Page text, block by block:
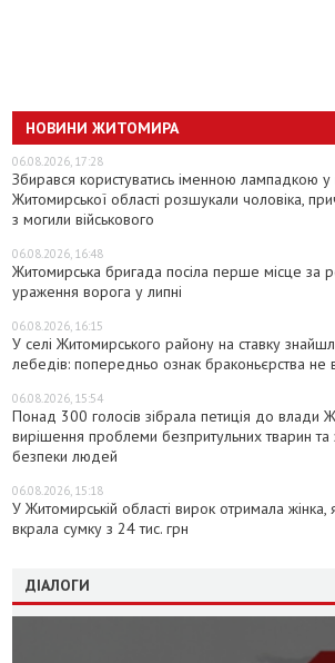
НОВИНИ ЖИТОМИРА
06.08.2026, 17:28
Збирався користуватись іменною лампадкою у
Житомирської області розшукали чоловіка,
з могили військового
06.08.2026, 16:48
Житомирська бригада посіла перше місце за
ураження ворога у липні
06.08.2026, 16:15
У селі Житомирського району на ставку
лебедів: попередньо ознак браконьєрства не
06.08.2026, 15:54
Понад 300 голосів зібрала петиція до влади
вирішення проблеми безпритульних тварин та
безпеки людей
06.08.2026, 15:18
У Житомирській області вирок отримала жінка,
вкрала сумку з 24 тис. грн
ДІАЛОГИ